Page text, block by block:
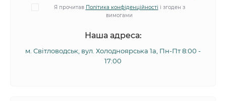
Я прочитав Політика конфіденційності і згоден з
вимогами
Наша адреса:
м. Світловодськ, вул. Холодноярська 1а, Пн-Пт 8:00 -
17:00